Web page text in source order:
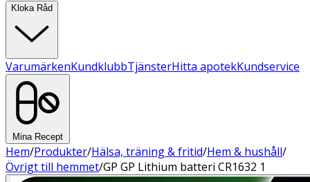
Kloka Råd
VarumärkenKundklubbTjänsterHitta apotekKundservice
Mina Recept
Hem/Produkter/Hälsa, träning & fritid/Hem & hushåll/
Övrigt till hemmet/GP GP Lithium batteri CR1632 1